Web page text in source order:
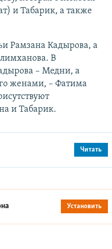
и Табарик, а также
Рамзана Кадырова, а
В
– Медни, а
женами, – Фатима
и Табарик.
Читать
Установить